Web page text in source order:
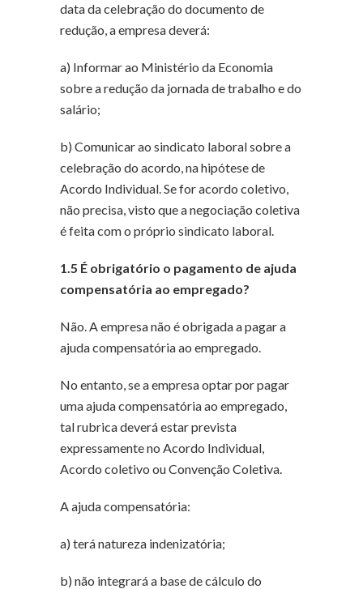
data da celebração do documento de
redução, a empresa deverá:
a) Informar ao Ministério da Economia
sobre a redução da jornada de trabalho e do
salário;
b) Comunicar ao sindicato laboral sobre a
celebração do acordo, na hipótese de
Acordo Individual. Se for acordo coletivo,
não precisa, visto que a negociação coletiva
é feita com o próprio sindicato laboral.
1.5 É obrigatório o pagamento de ajuda
compensatória ao empregado?
Não. A empresa não é obrigada a pagar a
ajuda compensatória ao empregado.
No entanto, se a empresa optar por pagar
uma ajuda compensatória ao empregado,
tal rubrica deverá estar prevista
expressamente no Acordo Individual,
Acordo coletivo ou Convenção Coletiva.
A ajuda compensatória:
a) terá natureza indenizatória;
b) não integrará a base de cálculo do